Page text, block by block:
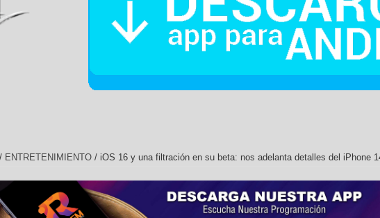
/ ENTRETENIMIENTO / iOS 16 y una filtración en su beta: nos adelanta detalles del iPhone